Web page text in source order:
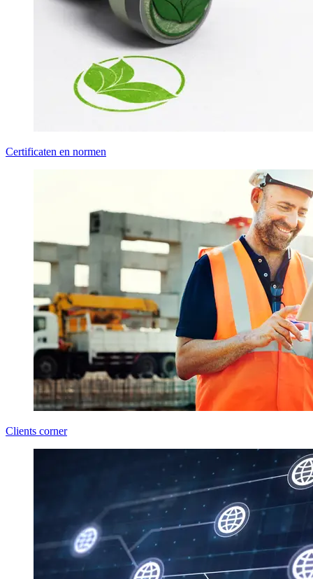
Certificaten en normen
Clients corner